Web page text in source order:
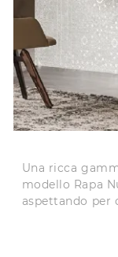
Una ricca
modello Rapa
aspettando per